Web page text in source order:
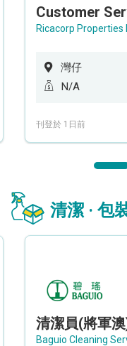
Customer
Ricacorp Properties
灣仔
N/A
刊登於 1日前
清潔 · 包
清潔員(將軍
Baguio Cleaning